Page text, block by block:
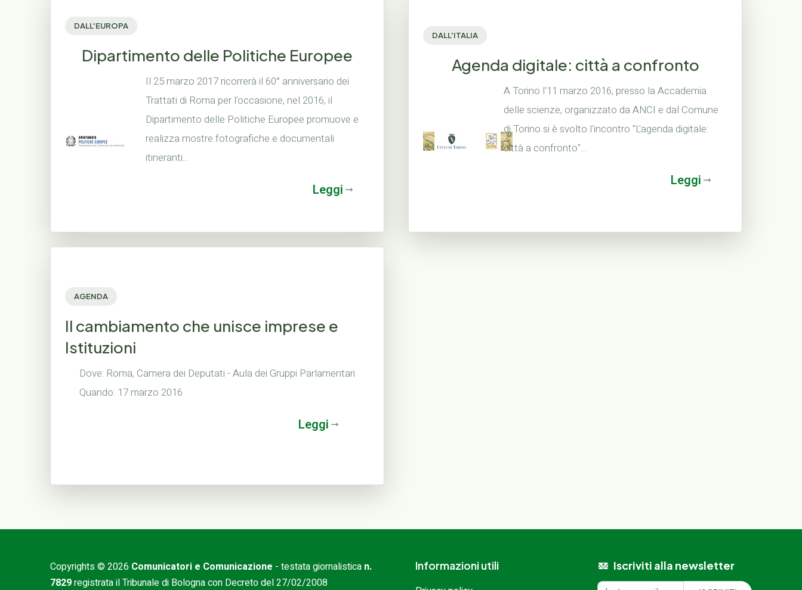
DALL'EUROPA
Dipartimento delle Politiche Europee
Il 25 marzo 2017 ricorrerà il 60° anniversario dei
Trattati di Roma per l'occasione, nel 2016, il
Dipartimento delle Politiche Europee promuove e
realizza mostre fotografiche e documentali
itineranti...
Leggi
DALL'ITALIA
Agenda digitale: città a confronto
A Torino l'11 marzo 2016, presso la Accademia
delle scienze, organizzato da ANCI e dal Comune
di Torino si è svolto l'incontro "L'agenda digitale:
città a confronto"...
Leggi
AGENDA
Il cambiamento che unisce imprese e
Istituzioni
Dove: Roma, Camera dei Deputati - Aula dei Gruppi Parlamentari
Quando: 17 marzo 2016
Leggi
Copyrights © 2026 Comunicatori e Comunicazione - testata giornalistica n.
7829registrata il Tribunale di Bologna con Decreto del 27/02/2008
Informazioni utili Iscriviti alla newsletter